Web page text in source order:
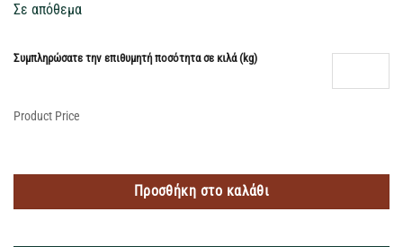
Σε απόθεμα
Συμπληρώσατε την επιθυμητή ποσότητα σε κιλά (kg)
Product Price
Προσθήκη στο καλάθι